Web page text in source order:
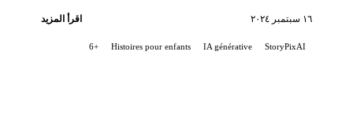
١٦ سبتمبر ٢٠٢٤ اقرأ المزيد
StoryPixAI
IA générative
Histoires pour enfants
+6